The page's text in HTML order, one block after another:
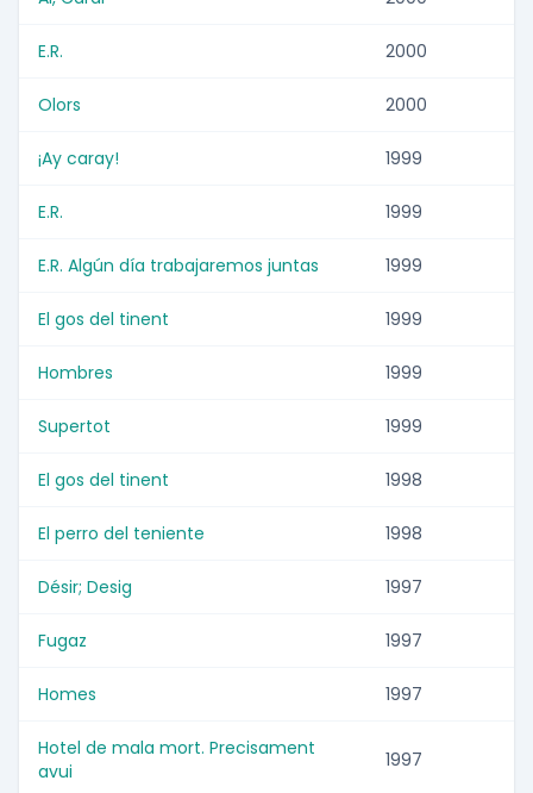
E.R. 2000
Olors 2000
¡Ay caray! 1999
E.R. 1999
E.R. Algún día trabajaremos juntas 1999
El gos del tinent 1999
Hombres 1999
Supertot 1999
El gos del tinent 1998
El perro del teniente 1998
Désir; Desig 1997
Fugaz 1997
Homes 1997
Hotel de mala mort. Precisament
avui
1997